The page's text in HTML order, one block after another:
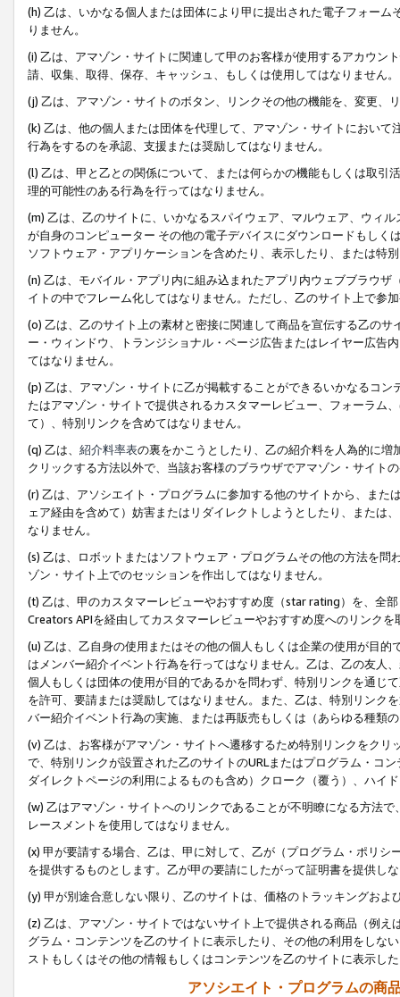
(h) 乙は、いかなる個人または団体により甲に提出された電子フォー
りません。
(i) 乙は、アマゾン・サイトに関連して甲のお客様が使用するアカウン
請、収集、取得、保存、キャッシュ、もしくは使用してはなりません。
(j) 乙は、アマゾン・サイトのボタン、リンクその他の機能を、変更、
(k) 乙は、他の個人または団体を代理して、アマゾン・サイトにおい
行為をするのを承認、支援または奨励してはなりません。
(l) 乙は、甲と乙との関係について、または何らかの機能もしくは取
理的可能性のある行為を行ってはなりません。
(m) 乙は、乙のサイトに、いかなるスパイウェア、マルウェア、ウィ
が自身のコンピューター その他の電子デバイスにダウンロードもし
ソフトウェア・アプリケーションを含めたり、表示したり、または特
(n) 乙は、モバイル・アプリ内に組み込まれたアプリ内ウェブブラウ
イトの中でフレーム化してはなりません。ただし、乙のサイト上で参
(o) 乙は、乙のサイト上の素材と密接に関連して商品を宣伝する乙の
ー・ウィンドウ、トランジショナル・ページ広告またはレイヤー広告
てはなりません。
(p) 乙は、アマゾン・サイトに乙が掲載することができるいかなるコ
たはアマゾン・サイトで提供されるカスタマーレビュー、フォーラム
て）、特別リンクを含めてはなりません。
(q) 乙は、 紹介料率表の裏をかこうとしたり、乙の紹介料を人為的に
クリックする方法以外で、当該お客様のブラウザでアマゾン・サイト
(r) 乙は、アソシエイト・プログラムに参加する他のサイトから、ま
ェア経由を含めて）妨害またはリダイレクトしようとしたり、または
なりません。
(s) 乙は、ロボットまたはソフトウェア・プログラムその他の方法を
ゾン・サイト上でのセッションを作出してはなりません。
(t) 乙は、甲のカスタマーレビューやおすすめ度（star rating）を、全
Creators APIを経由してカスタマーレビューやおすすめ度へのリンクを
(u) 乙は、乙自身の使用またはその他の個人もしくは企業の使用が目
はメンバー紹介イベント行為を行ってはなりません。乙は、乙の友人
個人もしくは団体の使用が目的であるかを問わず、特別リンクを通じ
を許可、要請または奨励してはなりません。また、乙は、特別リンク
バー紹介イベント行為の実施、または再販売もしくは（あらゆる種類
(v) 乙は、お客様がアマゾン・サイトへ遷移するため特別リンクをク
で、特別リンクが設置された乙のサイトのURLまたはプログラム・コ
ダイレクトページの利用によるものも含め）クローク（覆う）、ハイ
(w) 乙はアマゾン・サイトへのリンクであることが不明瞭になる方法
レースメントを使用してはなりません。
(x) 甲が要請する場合、乙は、甲に対して、乙が（プログラム・ポリ
を提供するものとします。乙が甲の要請にしたがって証明書を提供し
(y) 甲が別途合意しない限り、乙のサイトは、価格のトラッキングお
(z) 乙は、アマゾン・サイトではないサイト上で提供される商品（例
グラム・コンテンツを乙のサイトに表示したり、その他の利用をしな
ストもしくはその他の情報もしくはコンテンツを乙のサイトに表示し
アソシエイト・プログラムの商